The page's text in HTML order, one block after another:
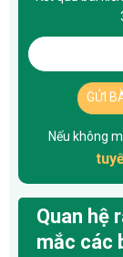
GỬI
Nếu không
Quan hệ
mắc các